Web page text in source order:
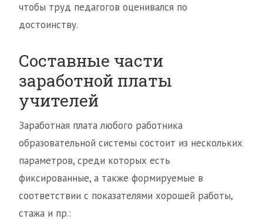
чтобы труд педагогов оценивался по
достоинству.
Составные части
заработной платы
учителей
Заработная плата любого работника
образовательной системы состоит из нескольких
параметров, среди которых есть
фиксированные, а также формируемые в
соответствии с показателями хорошей работы,
стажа и пр.: